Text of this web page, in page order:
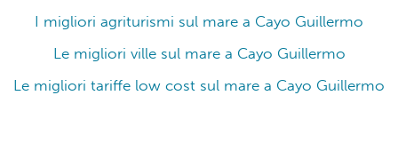
I migliori agriturismi sul mare a Cayo Guillermo
Le migliori ville sul mare a Cayo Guillermo
Le migliori tariffe low cost sul mare a Cayo Guillermo